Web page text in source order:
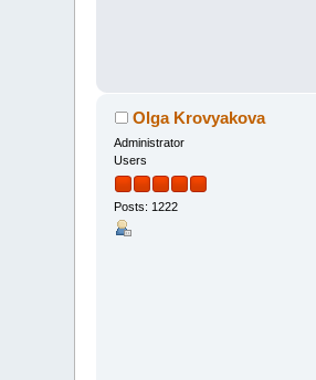
Olga Krovyakova
Administrator
Users
Posts: 1222